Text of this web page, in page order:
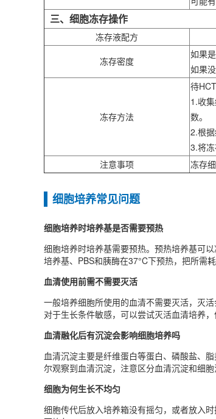
三、细胞冻存操作
冻存液配方
冻存密度
如果
如果
冻存方法
待
1.收
数。
2.根
3.将
注意事项
冻存
细胞培养常见问题
细胞培养时培养基是否需要预热
细胞培养时培养基需要预热‌。预热培养基可
培养基、PBS和胰酶在37°C下预热，把所需
血清使用前需不需要灭活
一般培养细胞所使用的血清不需要灭活，灭
对于生长条件敏感，可以尝试灭活血清培养，
血清融化后有沉淀会影响细胞培养吗
血清沉淀主要是纤维蛋白等蛋白、磷酸盐、
尔观察到血清沉淀，注意区分血清沉淀和细胞
细胞为何生长不均匀
细胞传代后放入培养箱没有摇匀，或者放入